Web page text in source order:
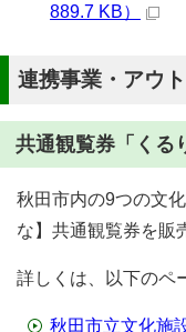
889.7 KB）
連携事業・アウ
共通観覧券「くる
秋田市内の9つの文
な】共通観覧券を販
詳しくは、以下のペ
秋田市立文化施